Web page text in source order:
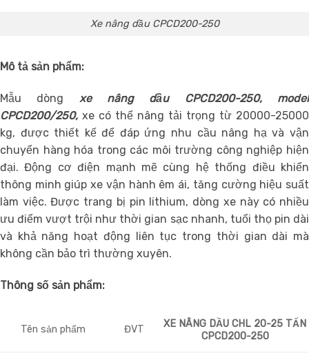
Xe nâng dầu CPCD200-250
Mô tả sản phẩm:
Mẫu dòng xe nâng dầu CPCD200-250, model
CPCD200/250, xe có thể nâng tải trọng từ 20000-25000
kg, được thiết kế để đáp ứng nhu cầu nâng hạ và vận
chuyển hàng hóa trong các môi trường công nghiệp hiện
đại. Động cơ điện mạnh mẽ cùng hệ thống điều khiển
thông minh giúp xe vận hành êm ái, tăng cường hiệu suất
làm việc. Được trang bị pin lithium, dòng xe này có nhiều
ưu điểm vượt trội như thời gian sạc nhanh, tuổi thọ pin dài
và khả năng hoạt động liên tục trong thời gian dài mà
không cần bảo trì thường xuyên.
Thông số sản phẩm:
Tên sản phẩm ĐVT
XE NÂNG DẦU CHL 20-25 TẤN
CPCD200-250